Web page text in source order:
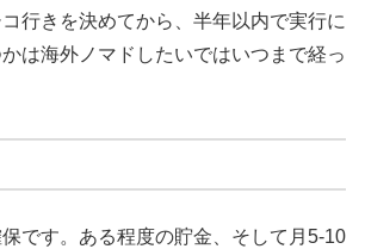
行きを決めてから、半年以内で実行に
は海外ノマドしたいではいつまで経っ
です。ある程度の貯金、そして月5-10